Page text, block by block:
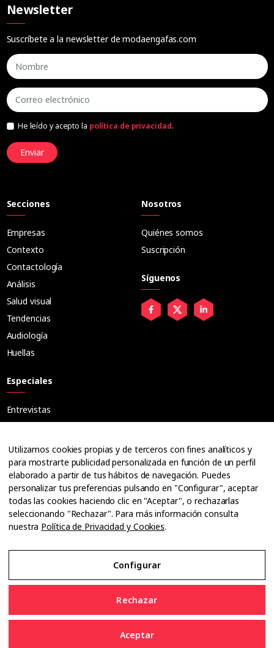
Newsletter
Suscríbete a la newsletter de modaengafas.com
He leído y acepto la política de privacidad.
Enviar
Secciones
Empresas
Contexto
Contactología
Análisis
Salud visual
Tendencias
Audiología
Huellas
Especiales
Entrevistas
Ópticos
Cuadernos
Guías
Dossier
Anuarios
Ofertas de empleo
Nosotros
Quiénes somos
Suscripción
Síguenos
Utilizamos cookies propias y de terceros con fines analíticos y
para mostrarte publicidad personalizada en función de un perfil
elaborado a partir de tus hábitos de navegación. Puedes
personalizar tus preferencias pulsando en "Configurar", aceptar
todas las cookies haciendo clic en "Aceptar", o rechazarlas
seleccionando "Rechazar". Para más información consulta
nuestra Política de Privacidad y Cookies.
Configurar
Rechazar
Aceptar
Aviso Legal
Política de Privacidad y Cookies
Configurar